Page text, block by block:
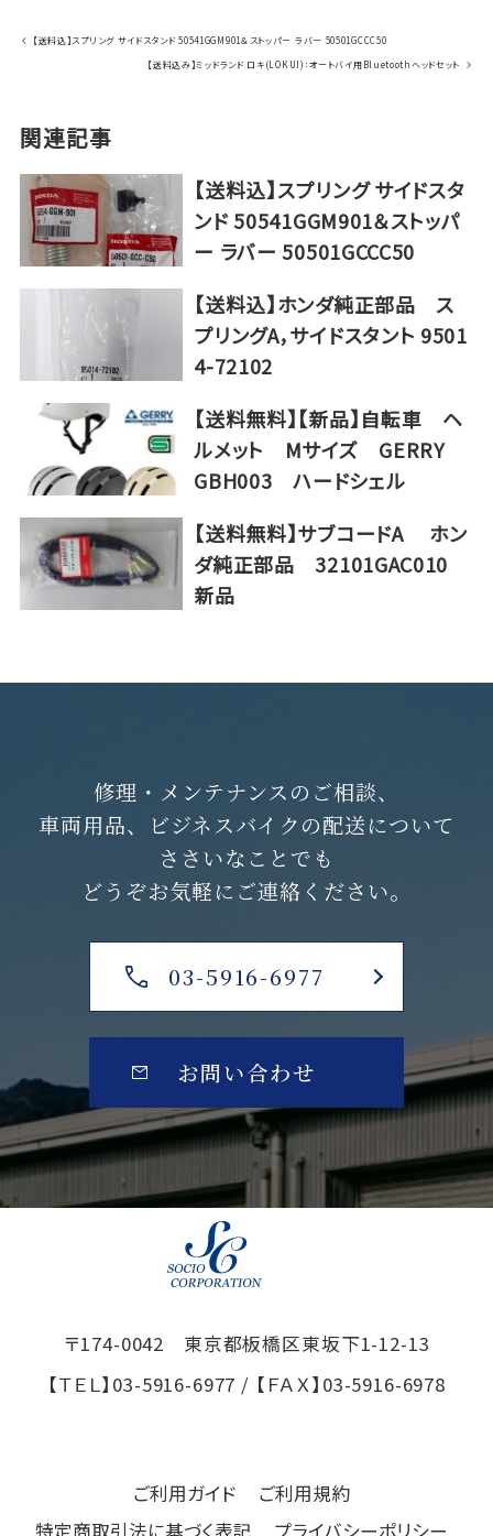
【送料込】スプリング サイドスタンド 50541GGM901＆ストッパー ラバー 50501GCCC50
【送料込み】ミッドランド ロキ(LOKUI)：オートバイ用Bluetoothヘッドセット
関連記事
【送料込】スプリング サイドスタ
ンド 50541GGM901＆ストッパ
ー ラバー 50501GCCC50
【送料込】ホンダ純正部品 ス
プリングA，サイドスタント 9501
4-72102
【送料無料】【新品】自転車 ヘ
ルメット Mサイズ GERRY
GBH003 ハードシェル
【送料無料】サブコードA ホン
ダ純正部品 32101GAC010
新品
修理・メンテナンスのご相談、
車両用品、ビジネスバイクの配送について
ささいなことでも
どうぞお気軽にご連絡ください。
03-5916-6977
お問い合わせ
〒174-0042 東京都板橋区東坂下1-12-13
【ＴＥＬ】 03-5916-6977 / 【ＦＡＸ】 03-5916-6978
ご利用ガイド
ご利用規約